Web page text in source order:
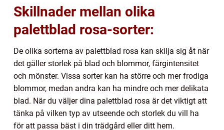
Skillnader mellan olika
palettblad rosa-sorter:
De olika sorterna av palettblad rosa kan skilja sig åt när
det gäller storlek på blad och blommor, färgintensitet
och mönster. Vissa sorter kan ha större och mer frodiga
blommor, medan andra kan ha mindre och mer delikata
blad. När du väljer dina palettblad rosa är det viktigt att
tänka på vilken typ av utseende och storlek du vill ha
för att passa bäst i din trädgård eller ditt hem.